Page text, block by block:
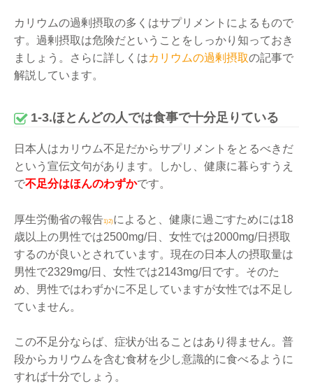
カリウムの過剰摂取の多くはサプリメントによるもので
す。過剰摂取は危険だということをしっかり知っておき
ましょう。さらに詳しくはカリウムの過剰摂取の記事で
解説しています。
1-3.ほとんどの人では食事で十分足りている
日本人はカリウム不足だからサプリメントをとるべきだ
という宣伝文句があります。しかし、健康に暮らすうえ
で不足分はほんのわずかです。
厚生労働省の報告1)2)によると、健康に過ごすためには18
歳以上の男性では2500mg/日、女性では2000mg/日摂取
するのが良いとされています。現在の日本人の摂取量は
男性で2329mg/日、女性では2143mg/日です。そのた
め、男性ではわずかに不足していますが女性では不足し
ていません。
この不足分ならば、症状が出ることはあり得ません。普
段からカリウムを含む食材を少し意識的に食べるように
すれば十分でしょう。